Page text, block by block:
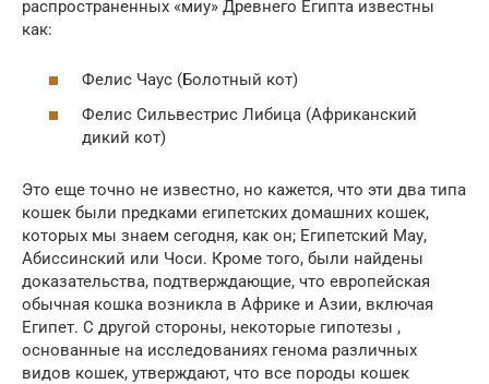
распространенных «миу» Древнего Египта известны
как:
Фелис Чаус (Болотный кот)
Фелис Сильвестрис Либица (Африканский
дикий кот)
Это еще точно не известно, но кажется, что эти два типа
кошек были предками египетских домашних кошек,
которых мы знаем сегодня, как он; Египетский Мау,
Абиссинский или Чоси. Кроме того, были найдены
доказательства, подтверждающие, что европейская
обычная кошка возникла в Африке и Азии, включая
Египет. С другой стороны, некоторые гипотезы ,
основанные на исследованиях генома различных
видов кошек, утверждают, что все породы кошек